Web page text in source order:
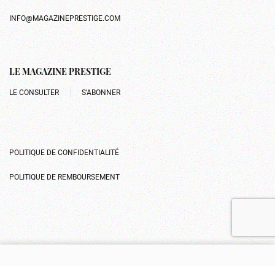
INFO@MAGAZINEPRESTIGE.COM
LE MAGAZINE PRESTIGE
LE CONSULTER S’ABONNER
POLITIQUE DE CONFIDENTIALITÉ
POLITIQUE DE REMBOURSEMENT